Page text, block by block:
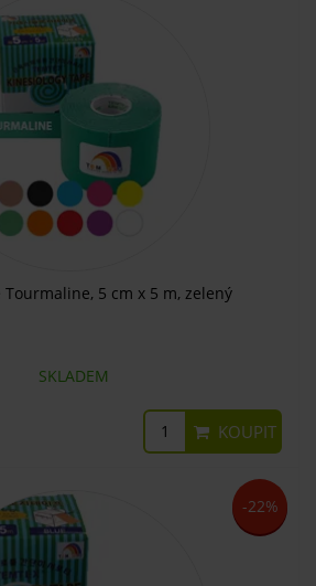
Tourmaline, 5 cm x 5 m, zelený
SKLADEM
KOUPIT
-22%